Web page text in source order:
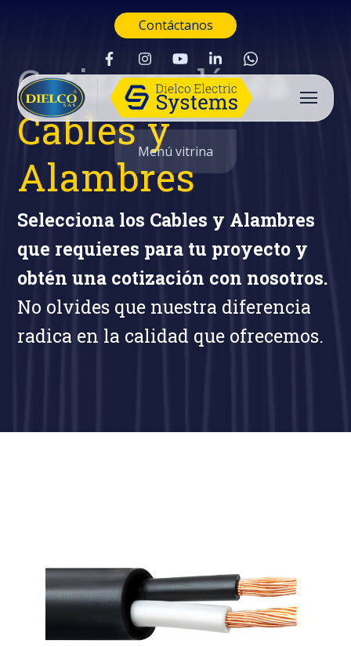
Contáctanos
Buscar
Menú vitrina
Cotiza en línea
Cables y
Alambres
Selecciona los Cables y Alambres
que requieres para tu proyecto y
obtén una cotización con nosotros.
No olvides que nuestra diferencia
radica en la calidad que ofrecemos.